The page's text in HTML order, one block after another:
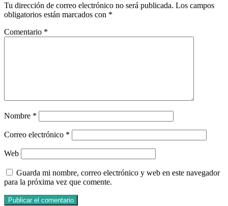
Tu dirección de correo electrónico no será publicada. Los campos
obligatorios están marcados con *
Comentario *
Nombre *
Correo electrónico *
Web
Guarda mi nombre, correo electrónico y web en este navegador
para la próxima vez que comente.